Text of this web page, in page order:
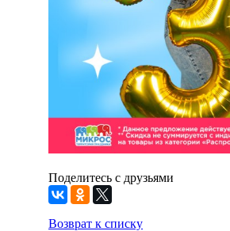
Поделитесь с друзьями
Возврат к списку